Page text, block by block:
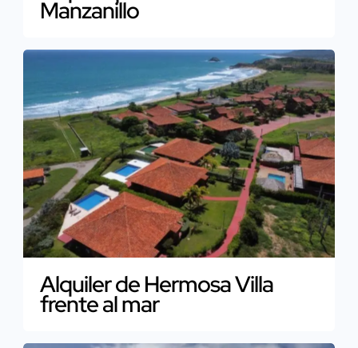
Manzanillo
Alquiler de Hermosa Villa
frente al mar